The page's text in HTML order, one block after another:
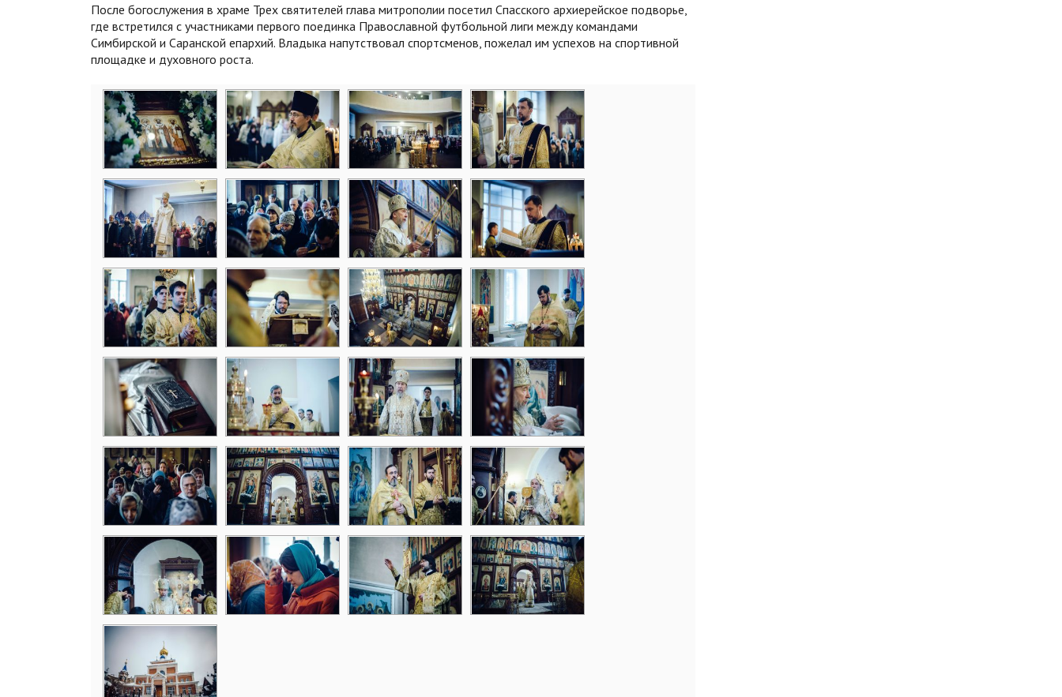
После богослужения в храме Трех святителей глава митрополии посетил Спасского архиерейское подворье,
где встретился с участниками первого поединка Православной футбольной лиги между командами
Симбирской и Саранской епархий. Владыка напутствовал спортсменов, пожелал им успехов на спортивной
площадке и духовного роста.